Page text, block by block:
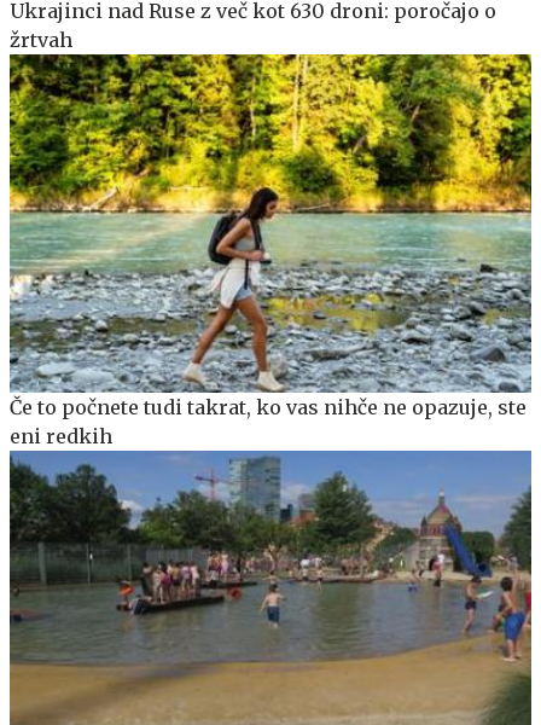
Ukrajinci nad Ruse z več kot 630 droni: poročajo o
žrtvah
Če to počnete tudi takrat, ko vas nihče ne opazuje, ste
eni redkih